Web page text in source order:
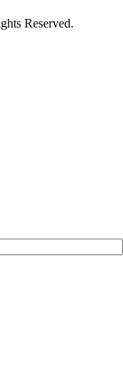
Reserved.